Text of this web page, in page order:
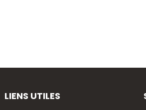
LIENS UTILES